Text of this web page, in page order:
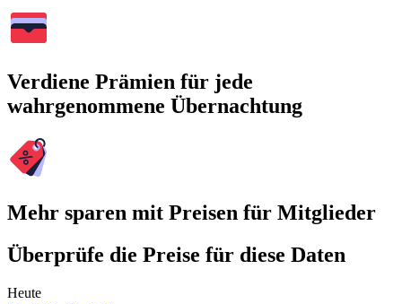
Verdiene Prämien für jede
wahrgenommene Übernachtung
Mehr sparen mit Preisen für Mitglieder
Überprüfe die Preise für diese Daten
Heute